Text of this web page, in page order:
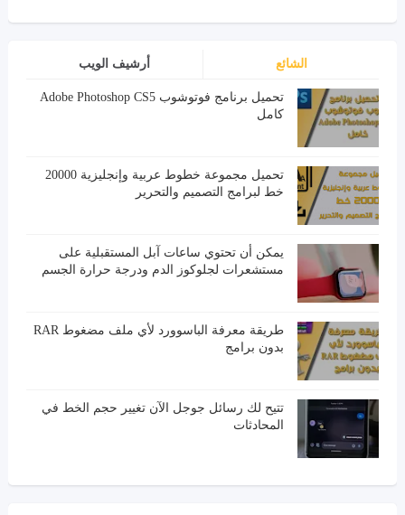
الشائع أرشيف الويب
تحميل برنامج فوتوشوب Adobe Photoshop CS5
كامل
تحميل مجموعة خطوط عربية وإنجليزية 20000
خط لبرامج التصميم والتحرير
يمكن أن تحتوي ساعات آبل المستقبلية على
مستشعرات لجلوكوز الدم ودرجة حرارة الجسم
طريقة معرفة الباسوورد لأي ملف مضغوط RAR
بدون برامج
تتيح لك رسائل جوجل الآن تغيير حجم الخط في
المحادثات